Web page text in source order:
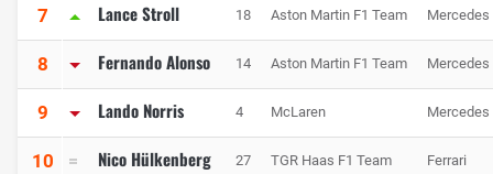
7 Lance Stroll 18 Aston Martin F1 Team Mercedes
8 Fernando Alonso 14 Aston Martin F1 Team Mercedes
9 Lando Norris 4 McLaren Mercedes
10 Nico Hülkenberg 27 TGR Haas F1 Team Ferrari